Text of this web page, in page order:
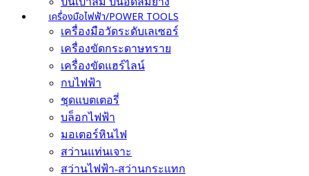
เครื่องมือไฟฟ้า/POWER TOOLS
เครื่องมือวัดระดับเลเซอร์
เครื่องขัดกระดาษทราย
เครื่องขัดแฮร์ไลน์
กบไฟฟ้า
ชุดแบตเตอรี่
บล็อกไฟฟ้า
มอเตอร์หินไฟ
สว่านแท่นเจาะ
สว่านไฟฟ้า-สว่านกระแทก